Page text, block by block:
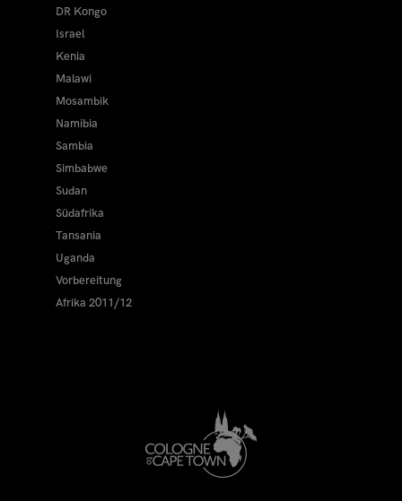
DR Kongo
Israel
Kenia
Malawi
Mosambik
Namibia
Sambia
Simbabwe
Sudan
Südafrika
Tansania
Uganda
Vorbereitung
Afrika 2011/12